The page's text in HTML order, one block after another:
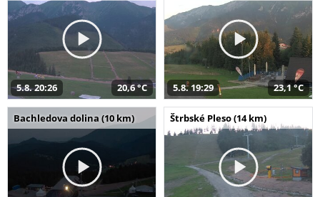
5.8. 20:26 20,6 °C 5.8. 19:29 23,1 °C
Bachledova dolina (10 km) Štrbské Pleso (14 km)